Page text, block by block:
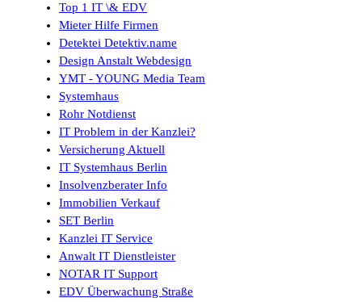
Top 1 IT \& EDV
Mieter Hilfe Firmen
Detektei Detektiv.name
Design Anstalt Webdesign
YMT - YOUNG Media Team
Systemhaus
Rohr Notdienst
IT Problem in der Kanzlei?
Versicherung Aktuell
IT Systemhaus Berlin
Insolvenzberater Info
Immobilien Verkauf
SET Berlin
Kanzlei IT Service
Anwalt IT Dienstleister
NOTAR IT Support
EDV Überwachung Straße